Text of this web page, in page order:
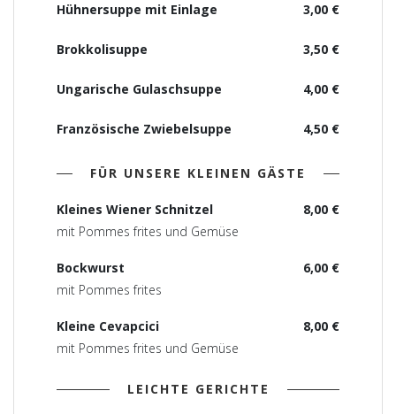
3,00 €
Hühnersuppe mit Einlage
3,50 €
Brokkolisuppe
4,00 €
Ungarische Gulaschsuppe
4,50 €
Französische Zwiebelsuppe
FÜR UNSERE KLEINEN GÄSTE
8,00 €
Kleines Wiener Schnitzel
mit Pommes frites und Gemüse
6,00 €
Bockwurst
mit Pommes frites
8,00 €
Kleine Cevapcici
mit Pommes frites und Gemüse
LEICHTE GERICHTE